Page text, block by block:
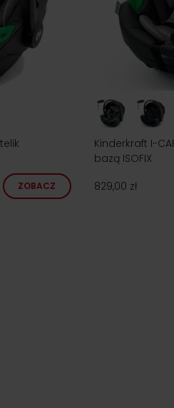
ZOBACZ
Kinderkraft I-
bazą ISOFIX
829,00 zł